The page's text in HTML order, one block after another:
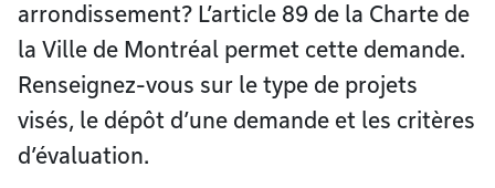
arrondissement? L’article 89 de la Charte de
la Ville de Montréal permet cette demande.
Renseignez-vous sur le type de projets
visés, le dépôt d’une demande et les critères
d’évaluation.